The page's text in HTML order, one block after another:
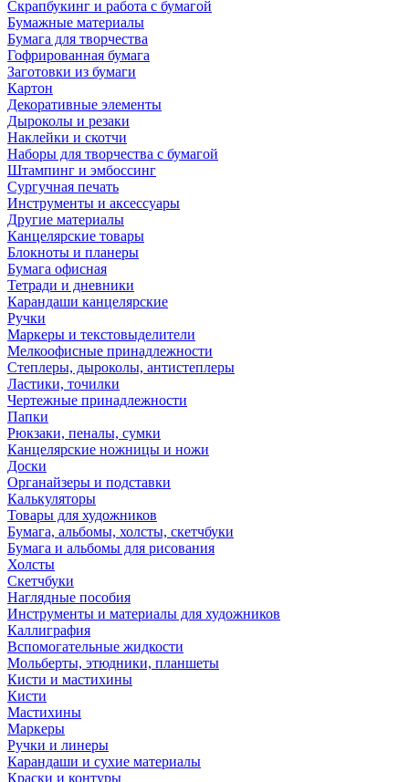
Скрапбукинг и работа с бумагой
Бумажные материалы
Бумага для творчества
Гофрированная бумага
Заготовки из бумаги
Картон
Декоративные элементы
Дыроколы и резаки
Наклейки и скотчи
Наборы для творчества с бумагой
Штампинг и эмбоссинг
Сургучная печать
Инструменты и аксессуары
Другие материалы
Канцелярские товары
Блокноты и планеры
Бумага офисная
Тетради и дневники
Карандаши канцелярские
Ручки
Маркеры и текстовыделители
Мелкоофисные принадлежности
Степлеры, дыроколы, антистеплеры
Ластики, точилки
Чертежные принадлежности
Папки
Рюкзаки, пеналы, сумки
Канцелярские ножницы и ножи
Доски
Органайзеры и подставки
Калькуляторы
Товары для художников
Бумага, альбомы, холсты, скетчбуки
Бумага и альбомы для рисования
Холсты
Скетчбуки
Наглядные пособия
Инструменты и материалы для художников
Каллиграфия
Вспомогательные жидкости
Мольберты, этюдники, планшеты
Кисти и мастихины
Кисти
Мастихины
Маркеры
Ручки и линеры
Карандаши и сухие материалы
Краски и контуры